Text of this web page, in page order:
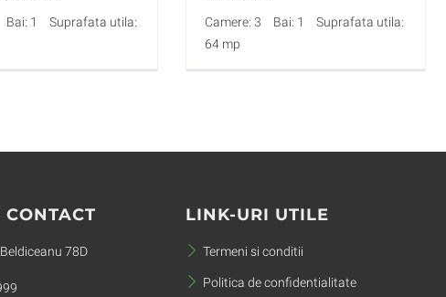
Bai: 1
Suprafata utila:
Camere: 3 Bai: 1
Suprafata utila:
64 mp
CONTACT
78D
LINK-URI UTILE
Termeni si conditii
Politica de confidentialitate